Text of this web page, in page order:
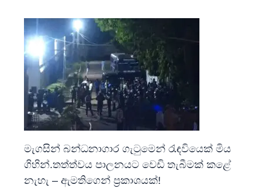
මැගසින් බන්ධනාගාර ගැටුමෙන් රැඳවියෙක් මිය
ගිහින්.තත්ත්වය පාලනයට වෙඩි තැබීමක් කළේ
නැහැ – ඇමතිගෙන් ප්‍රකාශයක්!